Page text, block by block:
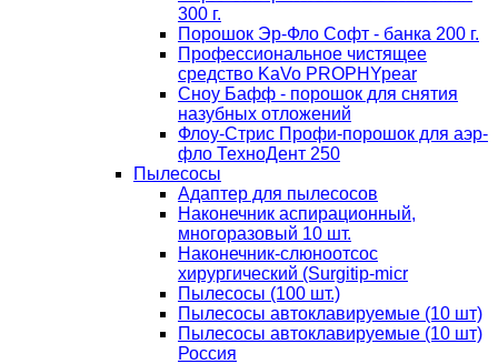
300 г.
Порошок Эр-Фло Софт - банка 200 г.
Профессиональное чистящее
средство KaVo PROPHYpear
Сноу Бафф - порошок для снятия
назубных отложений
Флоу-Стрис Профи-порошок для аэр-
фло ТехноДент 250
Пылесосы
Адаптер для пылесосов
Наконечник аспирационный,
многоразовый 10 шт.
Наконечник-слюноотсос
хирургический (Surgitip-micr
Пылесосы (100 шт.)
Пылесосы автоклавируемые (10 шт)
Пылесосы автоклавируемые (10 шт)
Россия